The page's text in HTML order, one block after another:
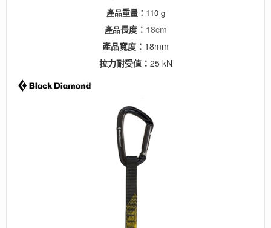
產品重量： 110 g
產品長度： 18cm
產品寬度： 18mm
拉力耐受值： 25 kN